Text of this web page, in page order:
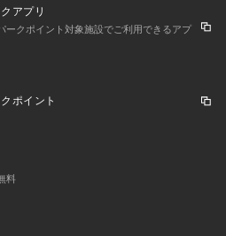
性らしい柔らかさを加え、モード
ズ。
、構築的なシルエットと手の込ん
ニンモードを提案。
アプリ
ークポイント対象施設でご利用できるアプ
ポイント
料